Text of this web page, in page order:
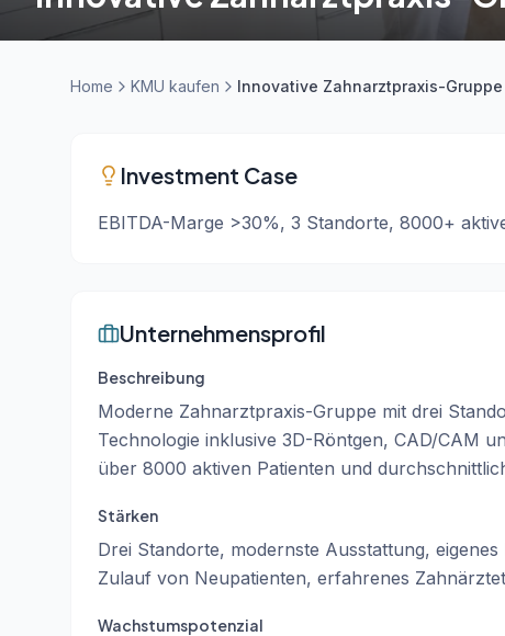
Home KMU kaufen Innovative Zahnarztpraxis-
Investment Case
EBITDA-Marge >30%, 3 Standorte, 8000+
Unternehmensprofil
Beschreibung
Moderne Zahnarztpraxis-Gruppe mit drei
Technologie inklusive 3D-Röntgen, CAD/CAM
über 8000 aktiven Patienten und
Stärken
Drei Standorte, modernste Ausstattung,
Zulauf von Neupatienten, erfahrenes
Wachstumspotenzial